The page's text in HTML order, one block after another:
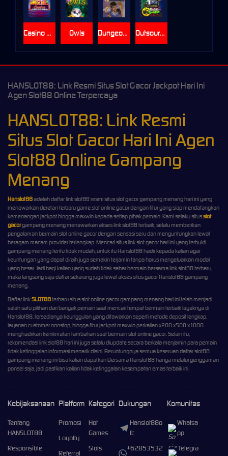
Casino Win Spin Dungeon Quest Outsourced: Slash Game
Owls
HANSLOT88: Link Resmi Situs Slot Gacor Jackpot Hari Ini
Agen Slot88 Online Terpercaya
HANSLOT88: Link Resmi
Situs Slot Gacor Hari Ini Agen
Slot88 Online Gampang
Menang
Hanslot88adalah daftar link slot88 resmi situs slot gacor gampang menang hari ini yang
menawarkan deretan terbaru game slot online gacor dengan fitur yang siap mendatangkan
kemenangan jackpot hingga maxwin kepada setiap pihak pemain. Kami selaku situsslot
gacorgampang menang menawarkan akses link slot88 terbaik, selalu memberikan
pengalaman bermain slot online gacor dengan sensasi seru dan menguntungkan lewat
beragam macam provider terlengkap. Mencari situs link slot gacor hari ini yang terbukti
gampang menang tentu tidak mudah, untuk itu Hanslot88 hadir kepada kalian agar
keuntungan yang dapat diraih juga semakin terjamin tanpa harus mengeluarkan modal
yang besar. Jadi bagi kalian yang sudah tidak sabar bermain bersama link slot88 terbaru,
maka langsung saja daftar sekarang juga lewat akses situs gacor Hanslot88 gampang
menang.
Daftar linkSLOT88terbaru situs slot online gacor gampang menang hari ini telah menjadi
salah satu pilihan dari banyak pemain saat mencari tempat bermain terbaik layaknya di
Hanslot88, tersedianya keunggulan yang ditawarkan seperti metode deposit lengkap,
layanan customer nonstop, hingga fitur jackpot maxwin perkalian x200 x500 x1000
menghadirkan kenikmatan tambahan saat bermain slot online gacor. Selain itu,
rekomendasi link slot88 hari ini juga selalu diupdate secara berkala menjamin para pemain
tidak ketinggalan informasi menarik disini. Beruntungnya semua keseruan daftar slot88
gampang menang ini bisa kalian dapatkan Bersama Hanslot88 hanya melalui genggaman
ponsel saja, jadi pastikan kalian tidak ketinggalan kesempatan emas terbaik ini.
Kebijaksanaan
Tentang
HANSLOT88
Responsible
Platform
Promosi
Loyalty
Referral
Kategori
Hot
Games
Slots
Dukungan
Hanslot88o
fc
+62853532
Komunitas
Whatsa
pp
Telegra